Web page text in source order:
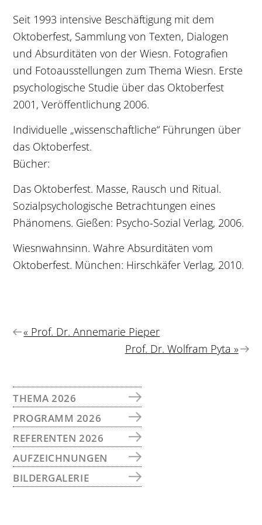
Seit 1993 intensive Beschäftigung mit dem
Oktoberfest, Sammlung von Texten, Dialogen
und Absurditäten von der Wiesn. Fotografien
und Fotoausstellungen zum Thema Wiesn. Erste
psychologische Studie über das Oktoberfest
2001, Veröffentlichung 2006.
Individuelle „wissenschaftliche“ Führungen über
das Oktoberfest.
Bücher:
Das Oktoberfest. Masse, Rausch und Ritual.
Sozialpsychologische Betrachtungen eines
Phänomens. Gießen: Psycho-Sozial Verlag, 2006.
Wiesnwahnsinn. Wahre Absurditäten vom
Oktoberfest. München: Hirschkäfer Verlag, 2010.
Vorheriger
« Prof. Dr. Annemarie Pieper
Nächster
Prof. Dr. Wolfram Pyta »
SEITENSPALTE
THEMA 2026
PROGRAMM 2026
REFERENTEN 2026
AUFZEICHNUNGEN
BILDERGALERIE